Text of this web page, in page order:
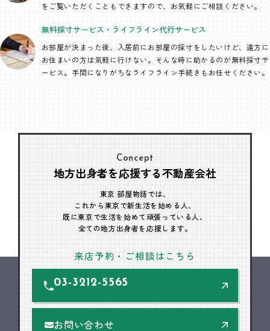
をご覧いただくこともできますので、お気軽にご相談ください。
無料採寸サービス・ ライフライン代行サービス
お部屋が決まった後、入居前にお部屋の採寸をしたいけど、遠方に
お住まいの方は気軽に行けない。そんな時に助かるのが無料採寸サ
ービス。手間になりがちなライフライン手続きもお任せください。
Concept
地方出身者を応援する不動産会社
東京 部屋物語では、
これから東京で新生活を始める人、
既に東京で生活を始めて頑張っている人、
全ての地方出身者を応援します。
来店予約・ご相談はこちら
03-3212-5565
お問い合わせ